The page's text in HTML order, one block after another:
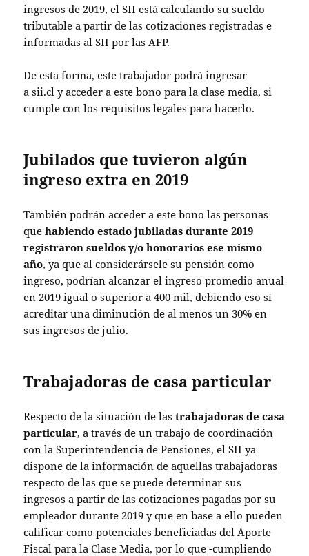
ingresos de 2019, el SII está calculando su sueldo
tributable a partir de las cotizaciones registradas e
informadas al SII por las AFP.
De esta forma, este trabajador podrá ingresar
asii.cl y acceder a este bono para la clase media, si
cumple con los requisitos legales para hacerlo.
Jubilados que tuvieron algún
ingreso extra en 2019
También podrán acceder a este bono las personas
quehabiendo estado jubiladas durante 2019
registraron sueldos y/o honorarios ese mismo
año, ya que al considerársele su pensión como
ingreso, podrían alcanzar el ingreso promedio anual
en 2019 igual o superior a 400 mil, debiendo eso sí
acreditar una diminución de al menos un 30% en
sus ingresos de julio.
Trabajadoras de casa particular
Respecto de la situación de lastrabajadoras de casa
particular, a través de un trabajo de coordinación
con la Superintendencia de Pensiones, el SII ya
dispone de la información de aquellas trabajadoras
respecto de las que se puede determinar sus
ingresos a partir de las cotizaciones pagadas por su
empleador durante 2019 y que en base a ello pueden
calificar como potenciales beneficiadas del Aporte
Fiscal para la Clase Media, por lo que -cumpliendo